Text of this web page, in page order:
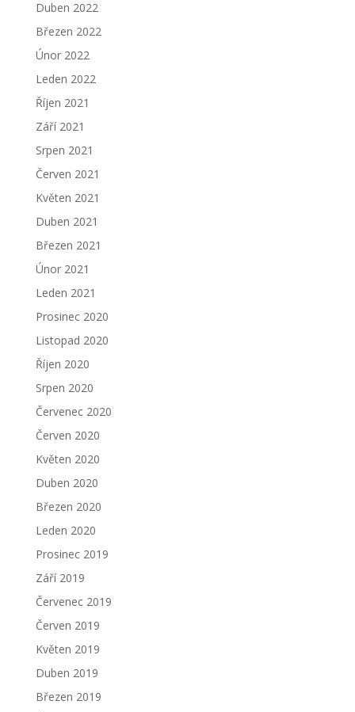
Duben 2022
Březen 2022
Únor 2022
Leden 2022
Říjen 2021
Září 2021
Srpen 2021
Červen 2021
Květen 2021
Duben 2021
Březen 2021
Únor 2021
Leden 2021
Prosinec 2020
Listopad 2020
Říjen 2020
Srpen 2020
Červenec 2020
Červen 2020
Květen 2020
Duben 2020
Březen 2020
Leden 2020
Prosinec 2019
Září 2019
Červenec 2019
Červen 2019
Květen 2019
Duben 2019
Březen 2019